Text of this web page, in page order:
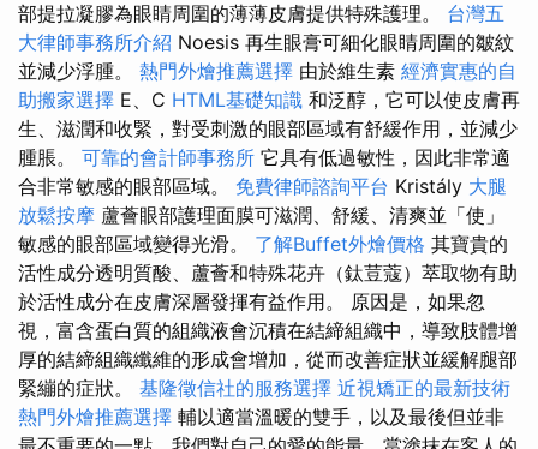
部提拉凝膠為眼睛周圍的薄薄皮膚提供特殊護理。 台灣五
大律師事務所介紹 Noesis 再生眼膏可細化眼睛周圍的皺紋
並減少浮腫。 熱門外燴推薦選擇 由於維生素 經濟實惠的自
助搬家選擇 E、C HTML基礎知識 和泛醇，它可以使皮膚再
生、滋潤和收緊，對受刺激的眼部區域有舒緩作用，並減少
腫脹。 可靠的會計師事務所 它具有低過敏性，因此非常適
合非常敏感的眼部區域。 免費律師諮詢平台 Kristály 大腿
放鬆按摩 蘆薈眼部護理面膜可滋潤、舒緩、清爽並「使」
敏感的眼部區域變得光滑。 了解Buffet外燴價格 其寶貴的
活性成分透明質酸、蘆薈和特殊花卉（鈦荳蔻）萃取物有助
於活性成分在皮膚深層發揮有益作用。 原因是，如果忽
視，富含蛋白質的組織液會沉積在結締組織中，導致肢體增
厚的結締組織纖維的形成會增加，從而改善症狀並緩解腿部
緊繃的症狀。 基隆徵信社的服務選擇 近視矯正的最新技術
熱門外燴推薦選擇 輔以適當溫暖的雙手，以及最後但並非